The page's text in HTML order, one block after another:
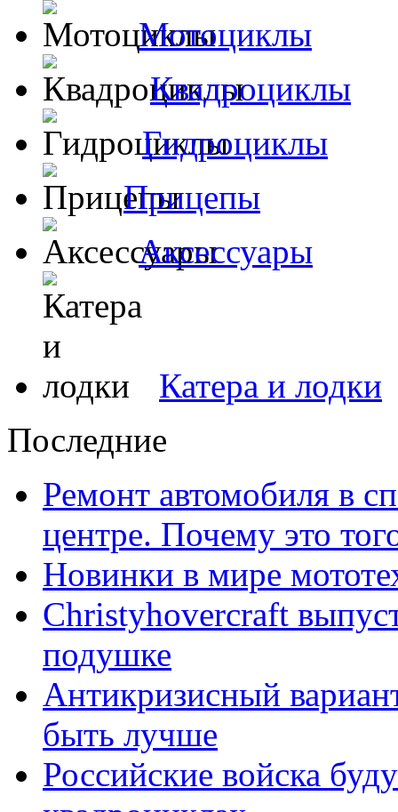
Мотоциклы
Квадроциклы
Гидроциклы
Прицепы
Аксессуары
Катера и лодки
Последние
Ремонт автомобиля в
центре. Почему это
Новинки в мире
Christyhovercraft
подушке
Антикризисный
быть лучше
Российские войска